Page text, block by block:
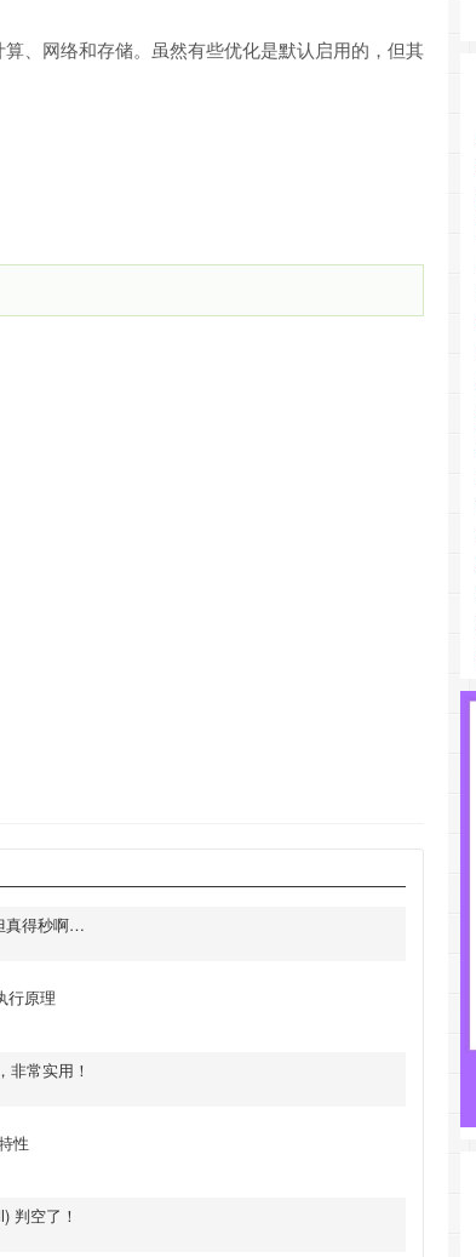
、网络和存储。虽然有些优化是默认启用的，但其
真得秒啊…
行原理
非常实用！
性
判空了！